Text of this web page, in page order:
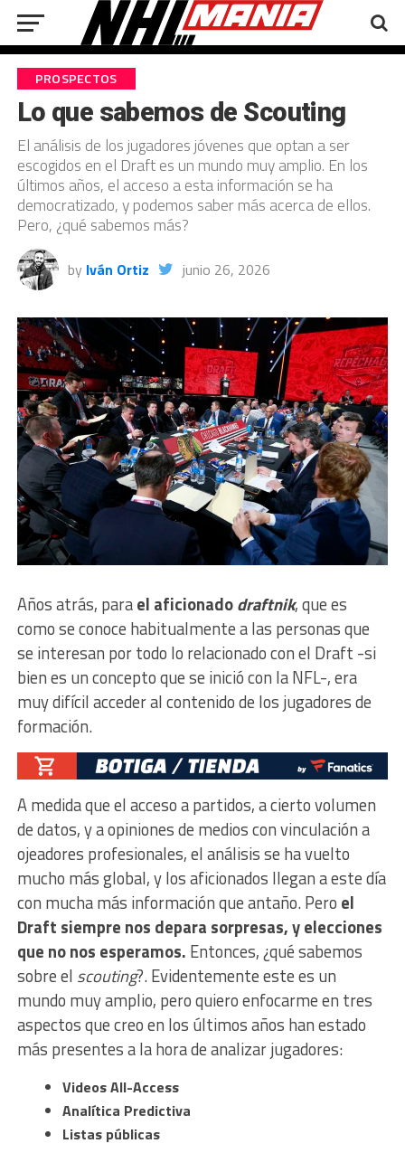
PROSPECTOS
Lo que sabemos de Scouting
El análisis de los jugadores jóvenes que optan a ser
escogidos en el Draft es un mundo muy amplio. En los
últimos años, el acceso a esta información se ha
democratizado, y podemos saber más acerca de ellos.
Pero, ¿qué sabemos más?
by Iván Ortiz junio 26, 2026
Años atrás, parael aficionadodraftnik, que es
como se conoce habitualmente a las personas que
se interesan por todo lo relacionado con el Draft -si
bien es un concepto que se inició con la NFL-, era
muy difícil acceder al contenido de los jugadores de
formación.
A medida que el acceso a partidos, a cierto volumen
de datos, y a opiniones de medios con vinculación a
ojeadores profesionales, el análisis se ha vuelto
mucho más global, y los aficionados llegan a este día
con mucha más información que antaño. Pero el
Draft siempre nos depara sorpresas, y elecciones
que no nos esperamos. Entonces, ¿qué sabemos
sobre el scouting?. Evidentemente este es un
mundo muy amplio, pero quiero enfocarme en tres
aspectos que creo en los últimos años han estado
más presentes a la hora de analizar jugadores:
Videos All-Access
Analítica Predictiva
Listas públicas